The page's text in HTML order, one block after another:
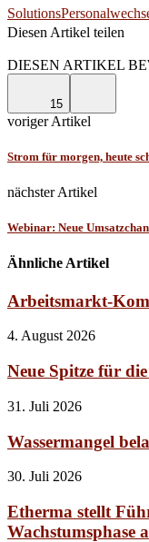
Solutions
Diesen Artikel teilen
DIESEN ARTIKEL
15
voriger Artikel
Strom für morgen, heute
nächster Artikel
Webinar: Neue
Ähnliche Artikel
Arbeitsmarkt-
4. August 2026
Neue Spitze für
31. Juli 2026
Wassermangel
30. Juli 2026
Etherma stellt
Wachstumsphase